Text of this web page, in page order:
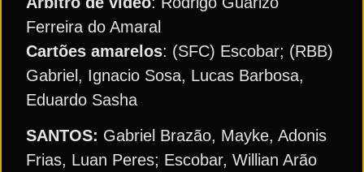
Ferreira do Amaral
Cartões amarelos: (SFC) Escobar; (RBB)
Gabriel, Ignacio Sosa, Lucas Barbosa,
Eduardo Sasha
SANTOS: Gabriel Brazão, Mayke, Adonis
Frias, Luan Peres; Escobar, Willian Arão